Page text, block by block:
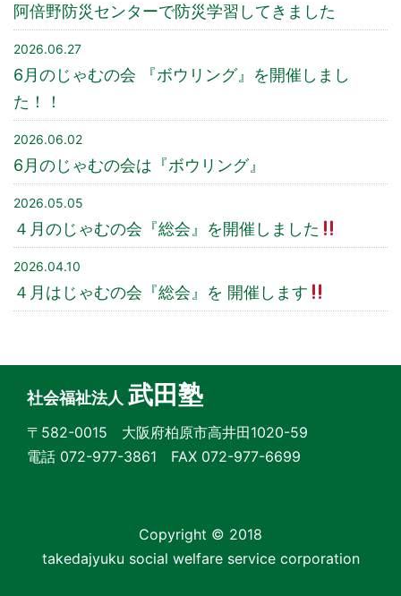
阿倍野防災センターで防災学習してきました
2026.06.27
6月のじゃむの会 『ボウリング』を開催しまし
た！！
2026.06.02
6月のじゃむの会は『ボウリング』
2026.05.05
４月のじゃむの会『総会』を開催しました
2026.04.10
４月はじゃむの会『総会』を 開催します
社会福祉法人 武田塾
〒582-0015 大阪府柏原市高井田1020-59
電話 072-977-3861 FAX 072-977-6699
Copyright © 2018
takedajyuku social welfare service corporation